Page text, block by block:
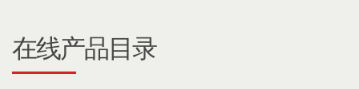
在线产品目录